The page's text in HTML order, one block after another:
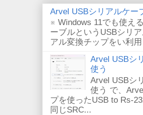
Arvel USBシリアルケー
※ Windows 11でも使え
ーブルというUSBシリ
アル変換チップをい利
Arvel USBシ
使う
Arvel USBシ
使う で、
プを使ったUSB to Rs-
同じSRC...